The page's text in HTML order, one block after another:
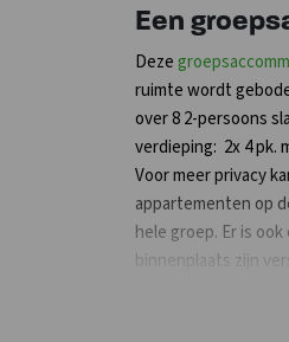
Een
Deze
ruimte wordt
over 8 2-persoons
verdieping: 2x 4 pk.
Voor meer privacy
appartementen op
hele groep. Er is
binnenplaats zijn
in de hangmatten.